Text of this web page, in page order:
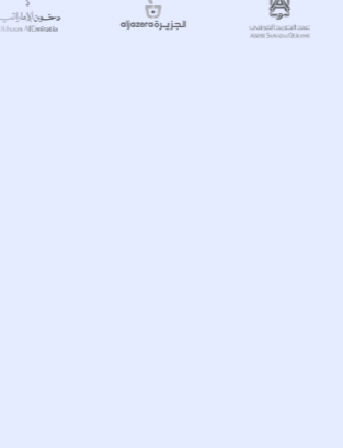
Lucidya - AI customer
Samad Al Qurashi - Luxury perfumes
- Supermarket chain